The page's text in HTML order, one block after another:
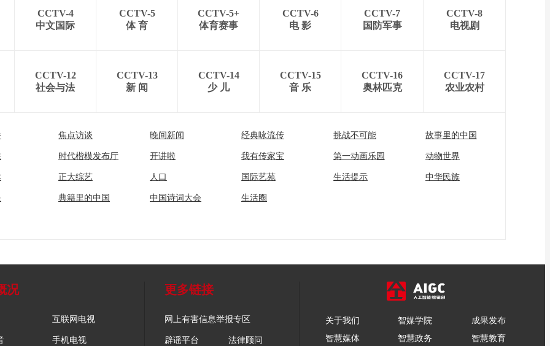
CCTV-4
中文国际
CCTV-5
体 育
CCTV-5+
体育赛事
CCTV-6
电 影
CCTV-7
国防军事
CCTV-8
电视剧
CCTV-12
社会与法
CCTV-13
新 闻
CCTV-14
少 儿
CCTV-15
音 乐
CCTV-16
奥林匹克
CCTV-17
农业农村
焦点访谈 晚间新闻 经典咏流传 挑战不可能 故事里的中国
时代楷模发布厅 开讲啦 我有传家宝 第一动画乐园 动物世界
正大综艺 人口 国际艺苑 生活提示 中华民族
典籍里的中国 中国诗词大会 生活圈
况
互联网电视
手机电视
更多链接
网上有害信息举报专区
辟谣平台 法律顾问
关于我们 智媒学院
成果发布
智慧媒体
智慧政务 智慧教育